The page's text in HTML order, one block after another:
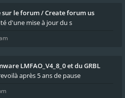
sur le forum / Create forum us
d'une mise à jour du s
LMFAO_V4_8_0 et du GRBL
après 5 ans de pause